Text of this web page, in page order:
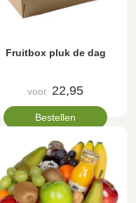
Fruitbox pluk de dag
voor 22,95
Bestellen